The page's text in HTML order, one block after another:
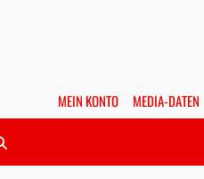
MEIN KONTO MEDIA-DATEN